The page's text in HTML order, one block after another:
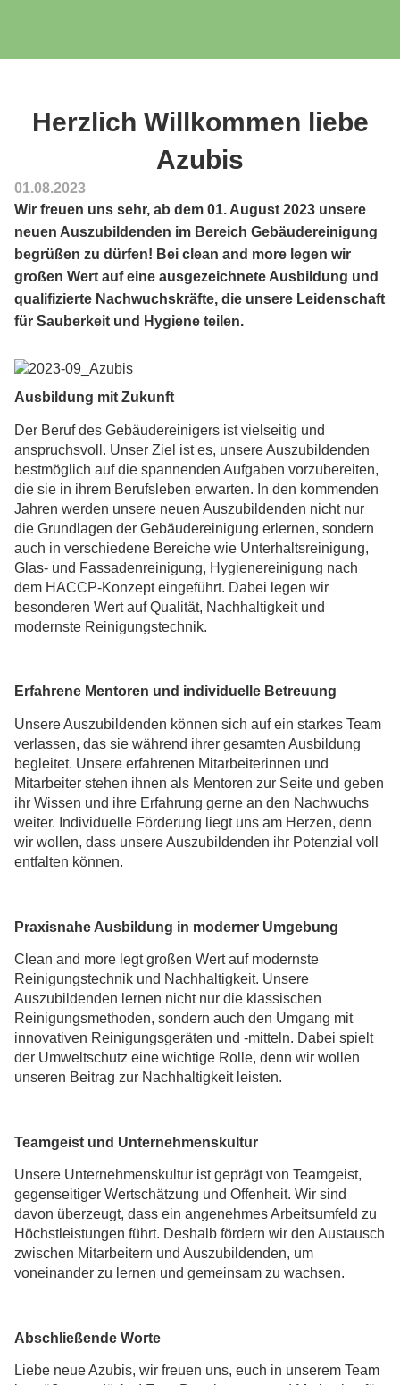
Herzlich Willkommen liebe
Azubis
01.08.2023
Wir freuen uns sehr, ab dem 01. August 2023 unsere
neuen Auszubildenden im Bereich Gebäudereinigung
begrüßen zu dürfen! Bei clean and more legen wir
großen Wert auf eine ausgezeichnete Ausbildung und
qualifizierte Nachwuchskräfte, die unsere Leidenschaft
für Sauberkeit und Hygiene teilen.
Ausbildung mit Zukunft
Der Beruf des Gebäudereinigers ist vielseitig und
anspruchsvoll. Unser Ziel ist es, unsere Auszubildenden
bestmöglich auf die spannenden Aufgaben vorzubereiten,
die sie in ihrem Berufsleben erwarten. In den kommenden
Jahren werden unsere neuen Auszubildenden nicht nur
die Grundlagen der Gebäudereinigung erlernen, sondern
auch in verschiedene Bereiche wie Unterhaltsreinigung,
Glas- und Fassadenreinigung, Hygienereinigung nach
dem HACCP-Konzept eingeführt. Dabei legen wir
besonderen Wert auf Qualität, Nachhaltigkeit und
modernste Reinigungstechnik.
Erfahrene Mentoren und individuelle Betreuung
Unsere Auszubildenden können sich auf ein starkes Team
verlassen, das sie während ihrer gesamten Ausbildung
begleitet. Unsere erfahrenen Mitarbeiterinnen und
Mitarbeiter stehen ihnen als Mentoren zur Seite und geben
ihr Wissen und ihre Erfahrung gerne an den Nachwuchs
weiter. Individuelle Förderung liegt uns am Herzen, denn
wir wollen, dass unsere Auszubildenden ihr Potenzial voll
entfalten können.
Praxisnahe Ausbildung in moderner Umgebung
Clean and more legt großen Wert auf modernste
Reinigungstechnik und Nachhaltigkeit. Unsere
Auszubildenden lernen nicht nur die klassischen
Reinigungsmethoden, sondern auch den Umgang mit
innovativen Reinigungsgeräten und -mitteln. Dabei spielt
der Umweltschutz eine wichtige Rolle, denn wir wollen
unseren Beitrag zur Nachhaltigkeit leisten.
Teamgeist und Unternehmenskultur
Unsere Unternehmenskultur ist geprägt von Teamgeist,
gegenseitiger Wertschätzung und Offenheit. Wir sind
davon überzeugt, dass ein angenehmes Arbeitsumfeld zu
Höchstleistungen führt. Deshalb fördern wir den Austausch
zwischen Mitarbeitern und Auszubildenden, um
voneinander zu lernen und gemeinsam zu wachsen.
Abschließende Worte
Liebe neue Azubis, wir freuen uns, euch in unserem Team